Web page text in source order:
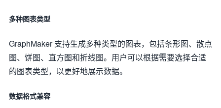
多种图表类型
GraphMaker 支持生成多种类型的图表，包括条形图、散点
图、饼图、直方图和折线图。用户可以根据需要选择合适
的图表类型，以更好地展示数据。
数据格式兼容